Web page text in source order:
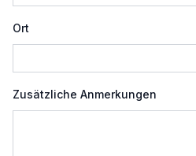
Ort
Zusätzliche Anmerkungen